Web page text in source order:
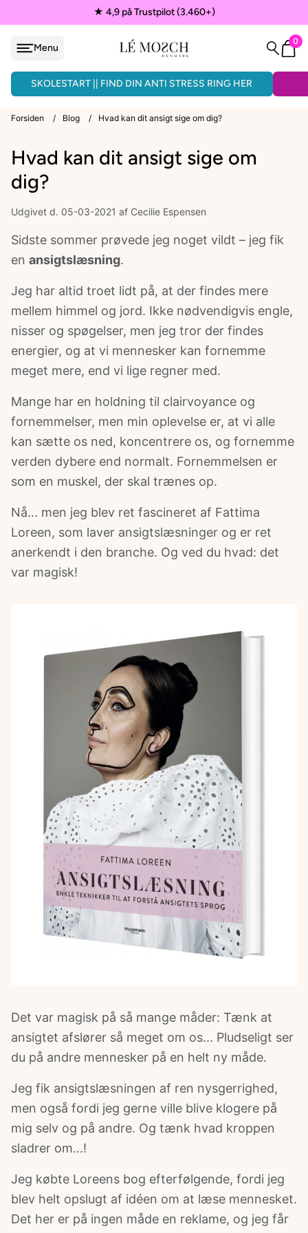
★ 4,9 på Trustpilot (3.460+)
Menu
0
SKOLESTART || FIND DIN ANTI STRESS RING HER
ARMBÅND - 3 FOR 150KR.
Forsiden / Blog / Hvad kan dit ansigt sige om dig?
Hvad kan dit ansigt sige om
dig?
Udgivet d. 05-03-2021 af Cecilie Espensen
Sidste sommer prøvede jeg noget vildt – jeg fik
en ansigtslæsning.
Jeg har altid troet lidt på, at der findes mere
mellem himmel og jord. Ikke nødvendigvis engle,
nisser og spøgelser, men jeg tror der findes
energier, og at vi mennesker kan fornemme
meget mere, end vi lige regner med.
Mange har en holdning til clairvoyance og
fornemmelser, men min oplevelse er, at vi alle
kan sætte os ned, koncentrere os, og fornemme
verden dybere end normalt. Fornemmelsen er
som en muskel, der skal trænes op.
Nå... men jeg blev ret fascineret af Fattima
Loreen, som laver ansigtslæsninger og er ret
anerkendt i den branche. Og ved du hvad: det
var magisk!
Det var magisk på så mange måder: Tænk at
ansigtet afslører så meget om os... Pludseligt ser
du på andre mennesker på en helt ny måde.
Jeg fik ansigtslæsningen af ren nysgerrighed,
men også fordi jeg gerne ville blive klogere på
mig selv og på andre. Og tænk hvad kroppen
sladrer om...!
Jeg købte Loreens bog efterfølgende, fordi jeg
blev helt opslugt af idéen om at læse mennesket.
Det her er på ingen måde en reklame, og jeg får